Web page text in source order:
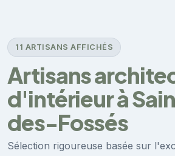
11 ARTISANS AFFICHÉS
Artisans
d'intérieur à
des-Fossés
Sélection rigoureuse basée sur